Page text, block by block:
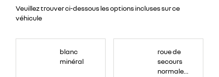
Veuillez trouver ci-dessous les options incluses sur ce
véhicule
blanc
minéral
roue de
secours
normale